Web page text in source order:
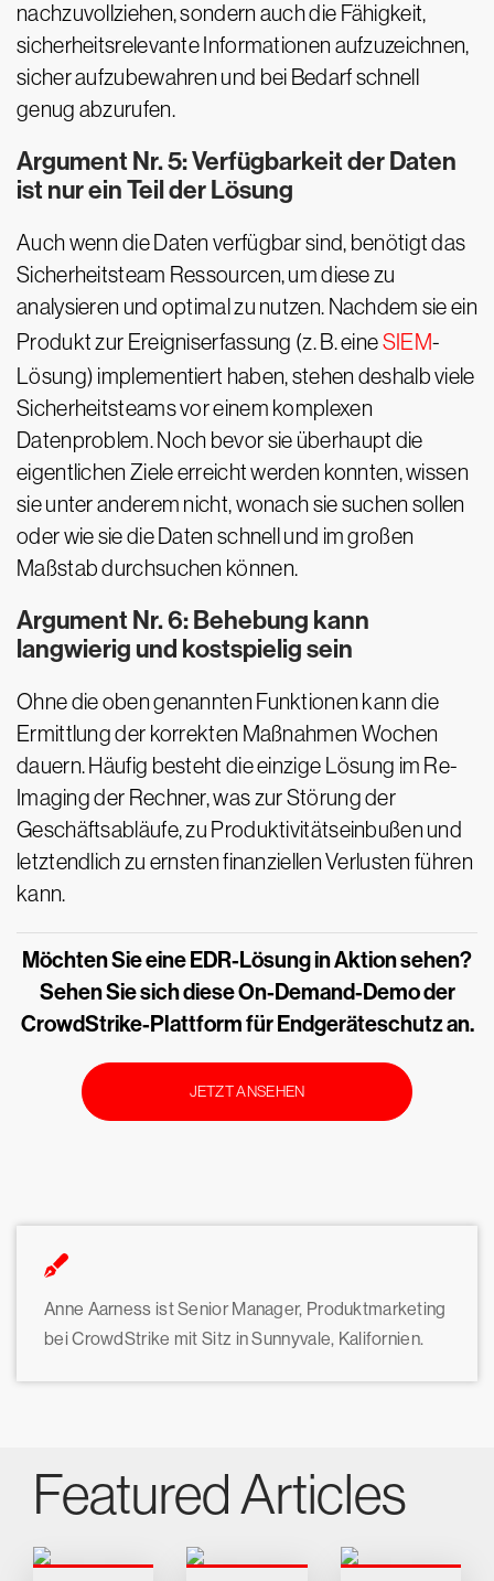
nachzuvollziehen, sondern auch die Fähigkeit,
sicherheitsrelevante Informationen aufzuzeichnen,
sicher aufzubewahren und bei Bedarf schnell
genug abzurufen.
Argument Nr. 5: Verfügbarkeit der Daten
ist nur ein Teil der Lösung
Auch wenn die Daten verfügbar sind, benötigt das
Sicherheitsteam Ressourcen, um diese zu
analysieren und optimal zu nutzen. Nachdem sie ein
Produkt zur Ereigniserfassung (z. B. eineSIEM-
Lösung) implementiert haben, stehen deshalb viele
Sicherheitsteams vor einem komplexen
Datenproblem. Noch bevor sie überhaupt die
eigentlichen Ziele erreicht werden konnten, wissen
sie unter anderem nicht, wonach sie suchen sollen
oder wie sie die Daten schnell und im großen
Maßstab durchsuchen können.
Argument Nr. 6: Behebung kann
langwierig und kostspielig sein
Ohne die oben genannten Funktionen kann die
Ermittlung der korrekten Maßnahmen Wochen
dauern. Häufig besteht die einzige Lösung im Re-
Imaging der Rechner, was zur Störung der
Geschäftsabläufe, zu Produktivitätseinbußen und
letztendlich zu ernsten finanziellen Verlusten führen
kann.
Möchten Sie eine EDR-Lösung in Aktion sehen?
Sehen Sie sich diese On-Demand-Demo der
CrowdStrike-Plattform für Endgeräteschutz an.
JETZT ANSEHEN
Anne Aarness ist Senior Manager, Produktmarketing
bei CrowdStrike mit Sitz in Sunnyvale, Kalifornien.
Featured Articles